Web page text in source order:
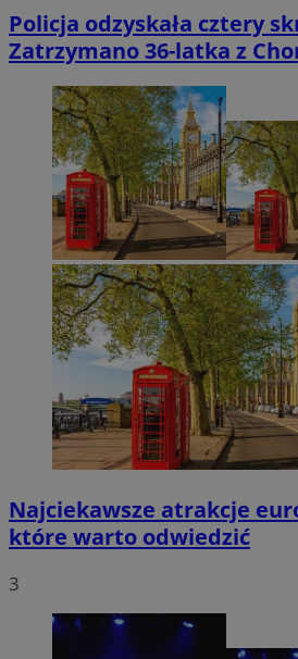
Policja odzyskała cztery
Zatrzymano 36-latka z
Najciekawsze atrakcje
które warto odwiedzić
3